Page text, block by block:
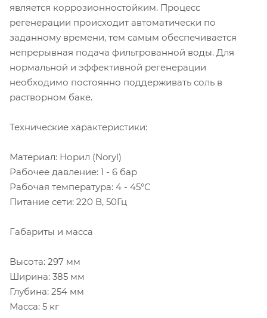
является коррозионностойким. Процесс
регенерации происходит автоматически по
заданному времени, тем самым обеспечивается
непрерывная подача фильтрованной воды. Для
нормальной и эффективной регенерации
необходимо постоянно поддерживать соль в
растворном баке.
Технические характеристики:
Материал: Норил (Noryl)
Рабочее давление: 1 - 6 бар
Рабочая температура: 4 - 45°С
Питание сети: 220 В, 50Гц
Габариты и масса
Высота: 297 мм
Ширина: 385 мм
Глубина: 254 мм
Масса: 5 кг